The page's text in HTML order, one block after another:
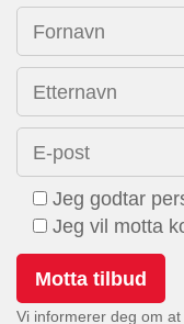
Fornavn
Etternavn
E-post
Jeg godtar
Jeg vil motta
Vi informerer deg om